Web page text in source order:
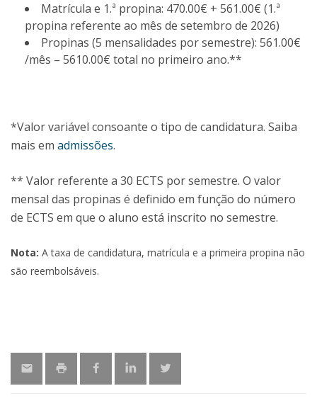
Matrícula e 1.ª propina: 470.00€ + 561.00€ (1.ª
propina referente ao mês de setembro de 2026)
Propinas (5 mensalidades por semestre): 561.00€
/mês – 5610.00€ total no primeiro ano.**
*Valor variável consoante o tipo de candidatura. Saiba
mais em admissões.
** Valor referente a 30 ECTS por semestre. O valor
mensal das propinas é definido em função do número
de ECTS em que o aluno está inscrito no semestre.
Nota: A taxa de candidatura, matrícula e a primeira propina não
são reembolsáveis.